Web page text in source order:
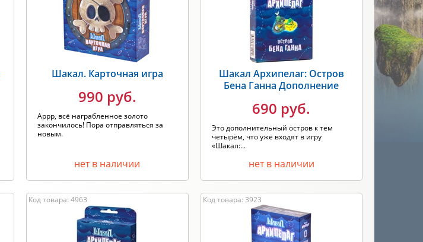
Шакал. Карточная игра
990 руб.
Аррр, всё награбленное золото
закончилось! Пора отправляться за
новым.
нет в наличии
Шакал Архипелаг: Остров
Бена Ганна Дополнение
690 руб.
Это дополнительный остров к тем
четырём, что уже входят в игру
«Шакал:...
нет в наличии
Код товара: 4963 Код товара: 3923